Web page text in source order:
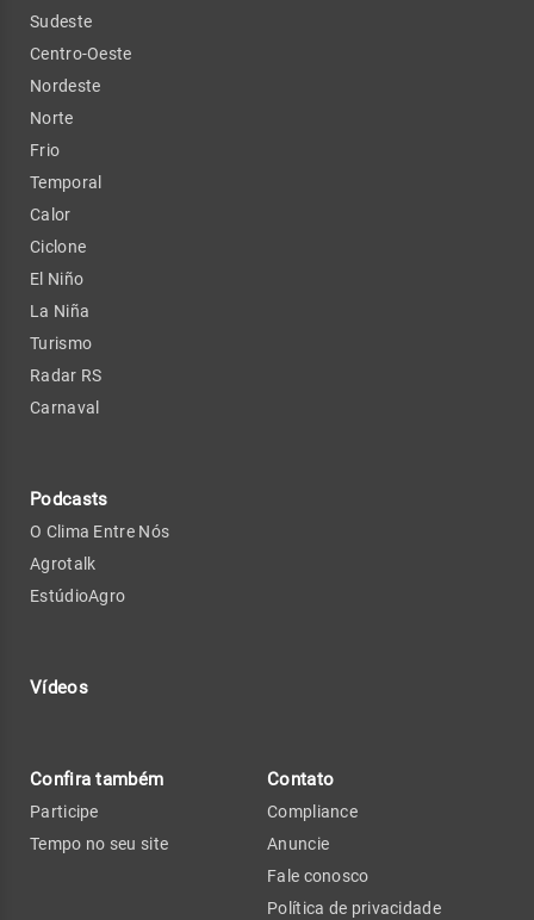
Sudeste
Centro-Oeste
Nordeste
Norte
Frio
Temporal
Calor
Ciclone
El Niño
La Niña
Turismo
Radar RS
Carnaval
Podcasts
O Clima Entre Nós
Agrotalk
EstúdioAgro
Vídeos
Confira também
Participe
Tempo no seu site
Contato
Compliance
Anuncie
Fale conosco
Política de privacidade